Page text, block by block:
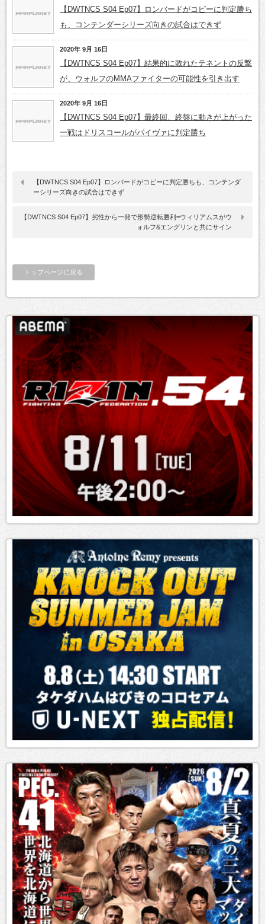
【DWTNCS S04 Ep07】ロンバードがコピーに判定勝ち
も、コンテンダーシリーズ向きの試合はできず
2020年 9月 16日
【DWTNCS S04 Ep07】結果的に敗れたテネントの反撃
が、ウォルフのMMAファイターの可能性を引き出す
2020年 9月 16日
【DWTNCS S04 Ep07】最終回、終盤に動きが上がった
一戦はドリスコールがパイヴァに判定勝ち
【DWTNCS S04 Ep07】ロンバードがコピーに判定勝ちも、コンテンダ
ーシリーズ向きの試合はできず
【DWTNCS S04 Ep07】劣性から一発で形勢逆転勝利=ウィリアムスがウ
ォルフ&エングリンと共にサイン
トップページに戻る